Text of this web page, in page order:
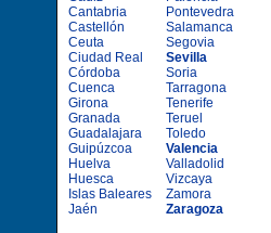
Cantabria
Castellón
Ceuta
Ciudad Real
Córdoba
Cuenca
Girona
Granada
Guadalajara
Guipúzcoa
Huelva
Huesca
Islas Baleares
Jaén
Pontevedra
Salamanca
Segovia
Sevilla
Soria
Tarragona
Tenerife
Teruel
Toledo
Valencia
Valladolid
Vizcaya
Zamora
Zaragoza